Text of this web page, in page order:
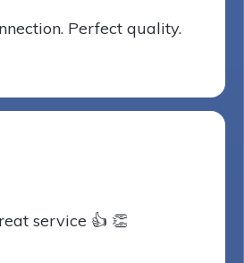
Perfect quality.
service 👍 👏